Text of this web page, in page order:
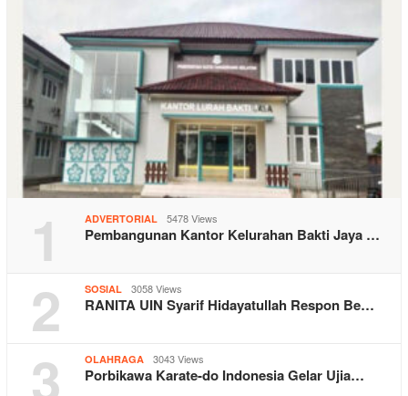
1 ADVERTORIAL 5478 Views
Pembangunan Kantor Kelurahan Bakti Jaya …
2 SOSIAL 3058 Views
RANITA UIN Syarif Hidayatullah Respon Be…
3 OLAHRAGA 3043 Views
Porbikawa Karate-do Indonesia Gelar Ujia…